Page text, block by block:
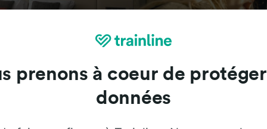
Attractions
prenons à coeur de
données